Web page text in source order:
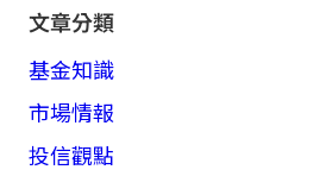
文章分類
基金知識
市場情報
投信觀點